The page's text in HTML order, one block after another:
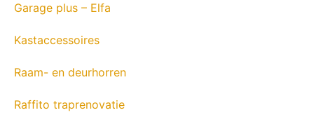
Garage plus – Elfa
Kastaccessoires
Raam- en deurhorren
Raffito traprenovatie